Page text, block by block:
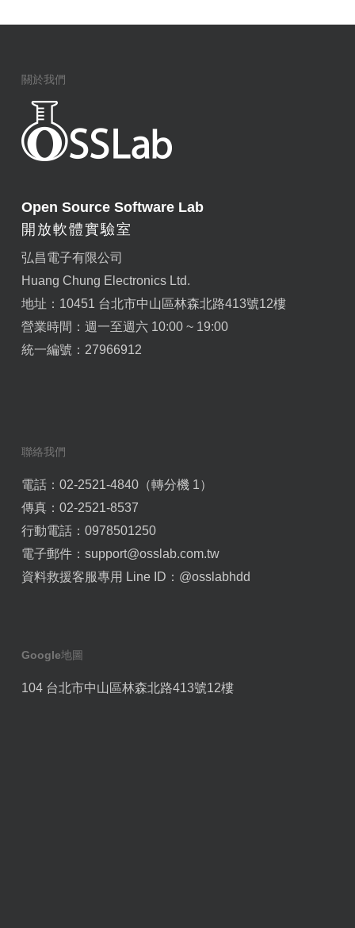
關於我們
Open Source Software Lab
開放軟體實驗室
弘昌電子有限公司
Huang Chung Electronics Ltd.
地址：10451 台北市中山區林森北路413號12樓
營業時間：週一至週六 10:00 ~ 19:00
統一編號：27966912
聯絡我們
電話：02-2521-4840（轉分機 1）
傳真：02-2521-8537
行動電話：0978501250
電子郵件： support@osslab.com.tw
資料救援客服專用 Line ID： @osslabhdd
Google地圖
104 台北市中山區林森北路413號12樓